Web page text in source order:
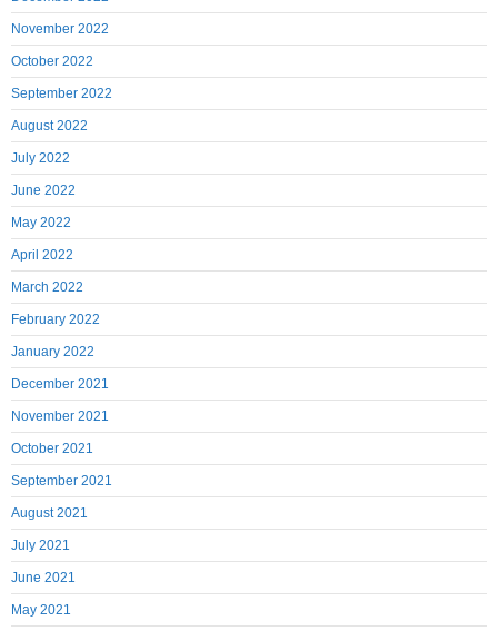
November 2022
October 2022
September 2022
August 2022
July 2022
June 2022
May 2022
April 2022
March 2022
February 2022
January 2022
December 2021
November 2021
October 2021
September 2021
August 2021
July 2021
June 2021
May 2021